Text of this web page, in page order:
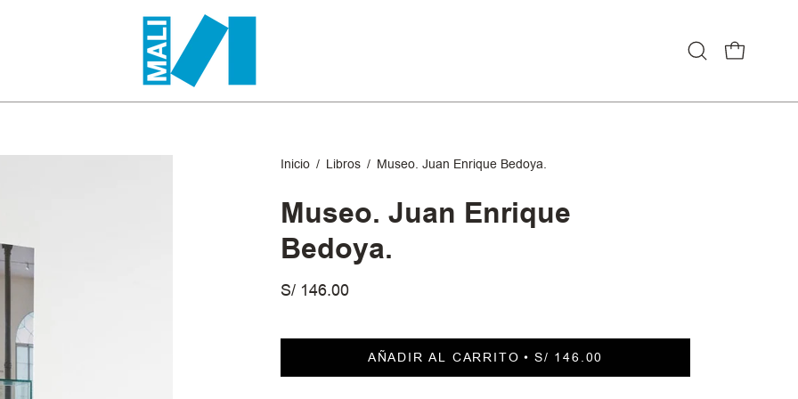
AbrirCARRO
Inicio / Libros / Museo. Juan Enrique Bedoya.
Museo. Juan Enrique
Bedoya.
S/ 146.00
AÑADIR AL CARRITO S/ 146.00